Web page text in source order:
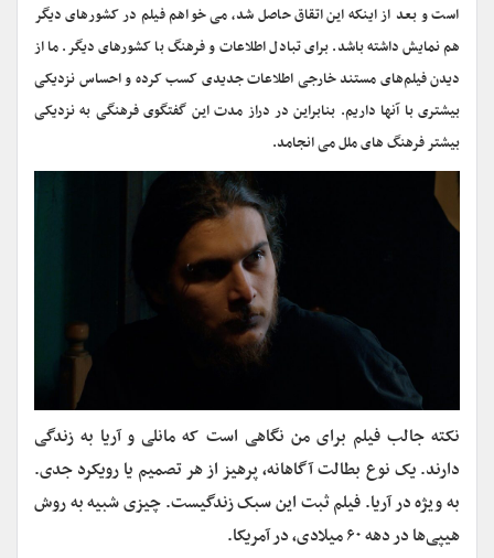
است و بعد از اینکه این اتقاق حاصل شد، می خواهم فیلم در کشورهای دیگر
هم نمایش داشته باشد. برای تبادل اطلاعات و فرهنگ با کشورهای دیگر. ما از
دیدن فیلم‌های مستند خارجی اطلاعات جدیدی کسب کرده و احساس نزدیکی
بیشتری با آنها داریم. بنابراین در دراز مدت این گفتگوی فرهنگی به نزدیکی
بیشتر فرهنگ های ملل می انجامد.
نکته جالب فیلم برای من نگاهی است که مانلی و آریا به زندگی
دارند. یک نوع بطالت آگاهانه، پرهیز از هر تصمیم یا رویکرد جدی.
به ویژه در آریا. فیلم ثبت این سبک زندگیست. چیزی شبیه به روش
هیپی‌ها در دهه۶۰میلادی، در آمریکا.